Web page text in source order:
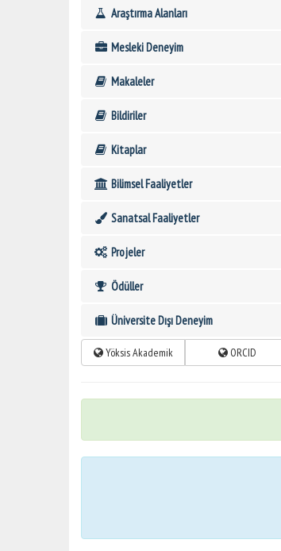
Araştırma Alanları
Mesleki Deneyim
Makaleler
Bildiriler
Kitaplar
Bilimsel Faaliyetler
Sanatsal Faaliyetler
Projeler
Ödüller
Üniversite Dışı Deneyim
Yöksis Akademik ORCID